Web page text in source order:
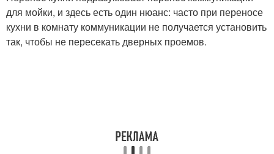
для мойки, и здесь есть один нюанс: часто при переносе
кухни в комнату коммуникации не получается установить
так, чтобы не пересекать дверных проемов.